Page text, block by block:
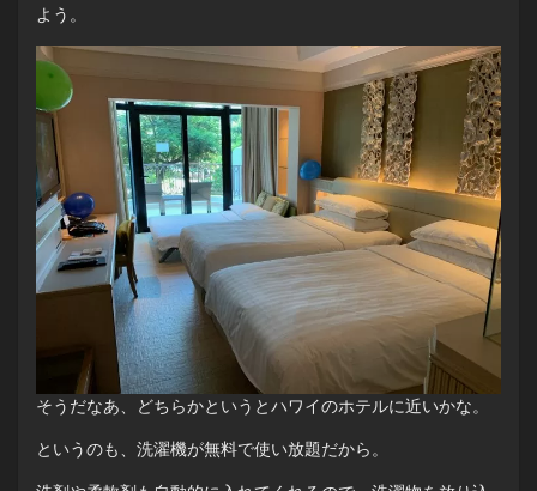
よう。
そうだなあ、どちらかというとハワイのホテルに近いかな。
というのも、洗濯機が無料で使い放題だから。